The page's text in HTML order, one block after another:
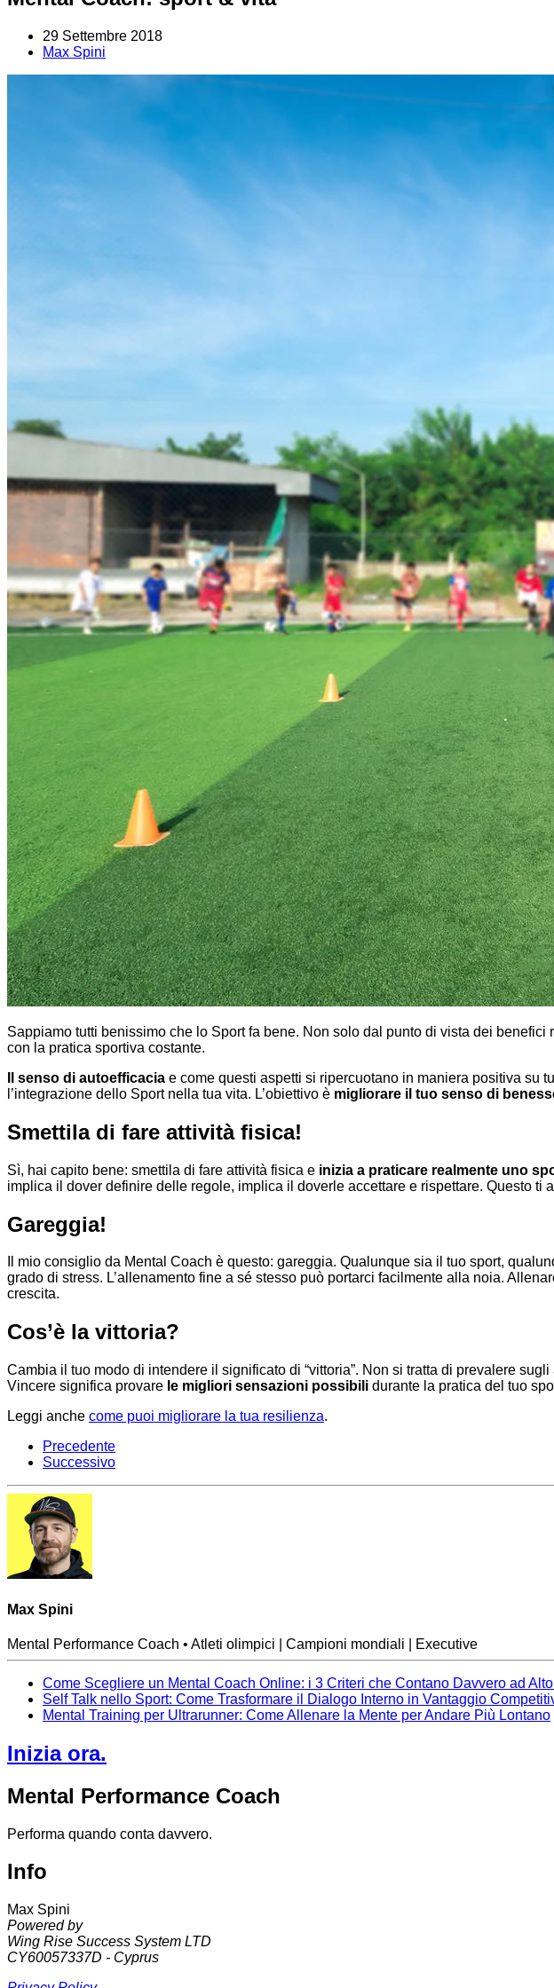
29 Settembre 2018
Max Spini
Sappiamo tutti benissimo che lo Sport fa bene. Non solo dal punto di vista dei
con la pratica sportiva costante.
Il senso di autoefficacia e come questi aspetti si ripercuotano in maniera positiva su
l’integrazione dello Sport nella tua vita. L’obiettivo è migliorare il tuo senso di
Smettila di fare attività fisica!
Sì, hai capito bene: smettila di fare attività fisica e inizia a praticare realmente uno
implica il dover definire delle regole, implica il doverle accettare e rispettare. Questo ti
Gareggia!
Il mio consiglio da Mental Coach è questo: gareggia. Qualunque sia il tuo sport,
grado di stress. L’allenamento fine a sé stesso può portarci facilmente alla noia.
crescita.
Cos’è la vittoria?
Cambia il tuo modo di intendere il significato di “vittoria”. Non si tratta di prevalere
Vincere significa provare le migliori sensazioni possibili durante la pratica del tuo
Leggi anche come puoi migliorare la tua resilienza.
Precedente
Successivo
Max Spini
Mental Performance Coach • Atleti olimpici | Campioni mondiali | Executive
Come Scegliere un Mental Coach Online: i 3 Criteri che Contano Davvero ad
Self Talk nello Sport: Come Trasformare il Dialogo Interno in Vantaggio
Mental Training per Ultrarunner: Come Allenare la Mente per Andare Più Lontano
Inizia ora.
Mental Performance Coach
Performa quando conta davvero.
Info
Max Spini
Powered by
Wing Rise Success System LTD
CY60057337D - Cyprus